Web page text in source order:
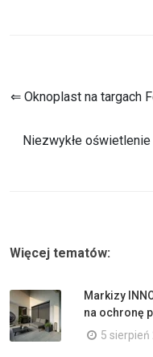
⇐ Oknoplast na targach
Niezwykłe
Więcej tematów:
Markizy
na ochronę
5 sierpień